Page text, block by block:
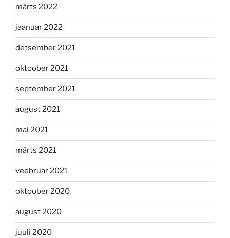
märts 2022
jaanuar 2022
detsember 2021
oktoober 2021
september 2021
august 2021
mai 2021
märts 2021
veebruar 2021
oktoober 2020
august 2020
juuli 2020